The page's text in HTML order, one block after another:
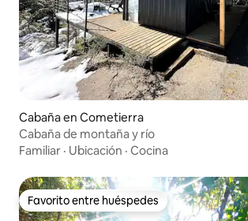
Cabaña en Cometierra
Cabaña de montaña y río
Familiar · Ubicación · Cocina
Favorito entre huéspedes
Favorito entre huéspedes